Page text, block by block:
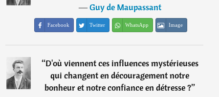
―Guy de Maupassant
Facebook Twitter WhatsApp Image
“D'où viennent ces influences mystérieuses
qui changent en découragement notre
bonheur et notre confiance en détresse ?”